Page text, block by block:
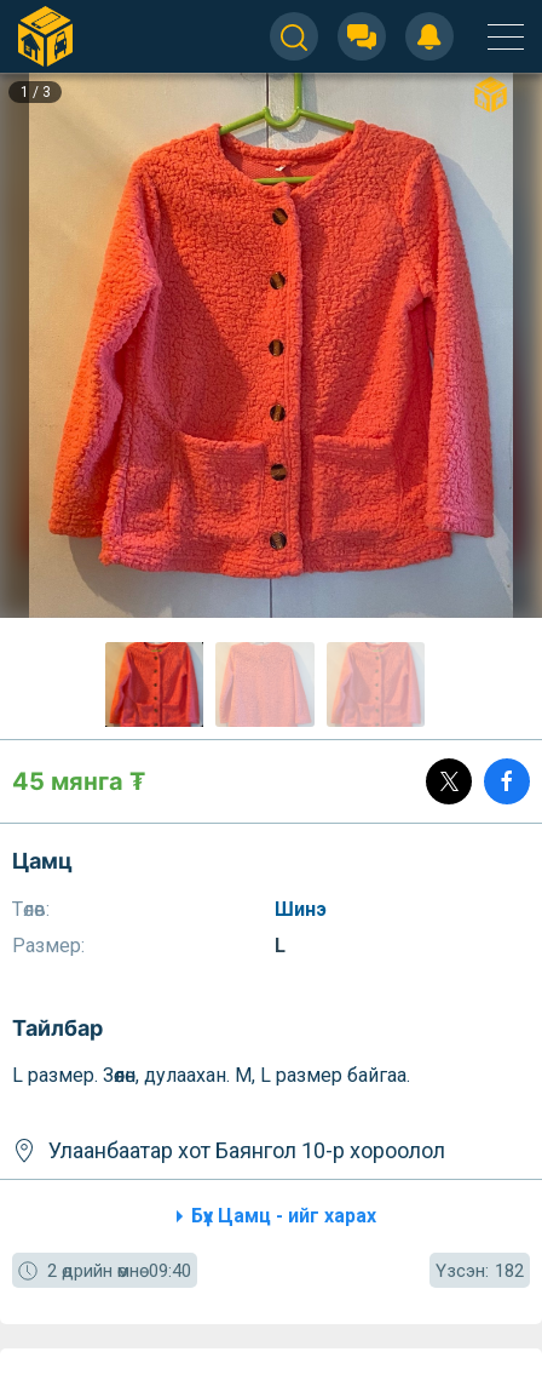
1 / 3
45 мянга ₮
Цамц
Төлөв:
Шинэ
Размер:
L
Тайлбар
L размер. Зөөлөн, дулаахан. М, L размер байгаа.
Улаанбаатар хот Баянгол 10-р хороолол
Бүх Цамц - ийг харах
2 өдрийн өмнө 09:40 Үзсэн: 182